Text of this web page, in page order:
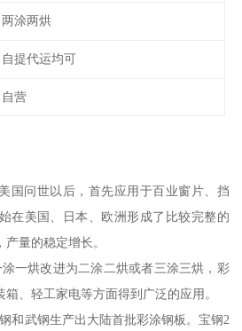
两涂两烘
自提代运均可
自营
国问世以后，首先应用于百业窗片、挡
在美国、日本、欧洲形成了比较完整的
量的稳定增长。
一烘改进为二涂二烘或者三涂三烘，彩
、轻工家电等方面得到广泛的应用。
武钢生产出大陆首批彩涂钢板。宝钢2